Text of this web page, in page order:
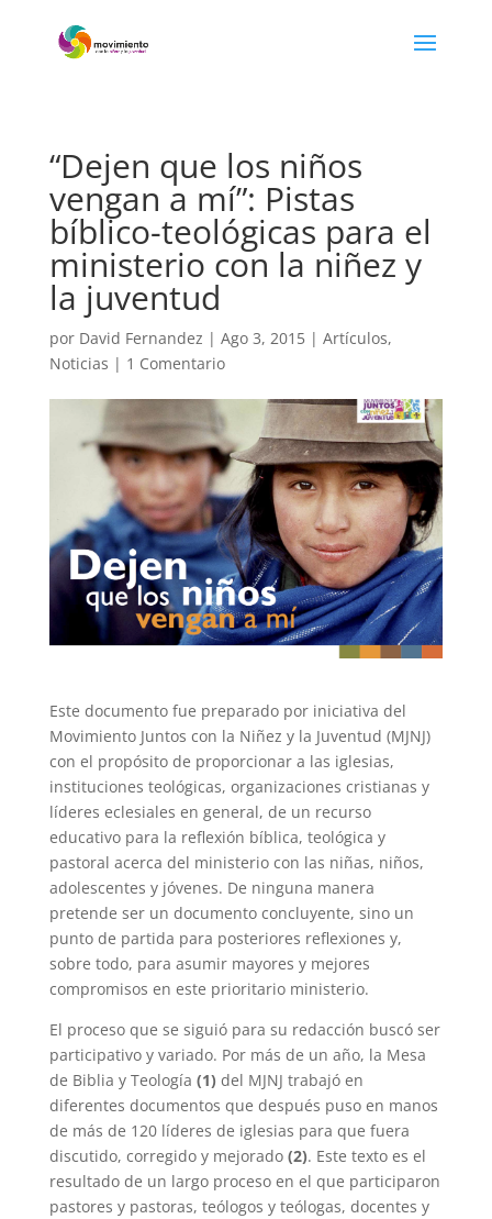
“Dejen que los niños
vengan a mí”: Pistas
bíblico-teológicas para el
ministerio con la niñez y
la juventud
por David Fernandez | Ago 3, 2015| Artículos,
Noticias | 1 Comentario
Este documento fue preparado por iniciativa del
Movimiento Juntos con la Niñez y la Juventud (MJNJ)
con el propósito de proporcionar a las iglesias,
instituciones teológicas, organizaciones cristianas y
líderes eclesiales en general, de un recurso
educativo para la reflexión bíblica, teológica y
pastoral acerca del ministerio con las niñas, niños,
adolescentes y jóvenes. De ninguna manera
pretende ser un documento concluyente, sino un
punto de partida para posteriores reflexiones y,
sobre todo, para asumir mayores y mejores
compromisos en este prioritario ministerio.
El proceso que se siguió para su redacción buscó ser
participativo y variado. Por más de un año, la Mesa
de Biblia y Teología (1) del MJNJ trabajó en
diferentes documentos que después puso en manos
de más de 120 líderes de iglesias para que fuera
discutido, corregido y mejorado (2). Este texto es el
resultado de un largo proceso en el que participaron
pastores y pastoras, teólogos y teólogas, docentes y